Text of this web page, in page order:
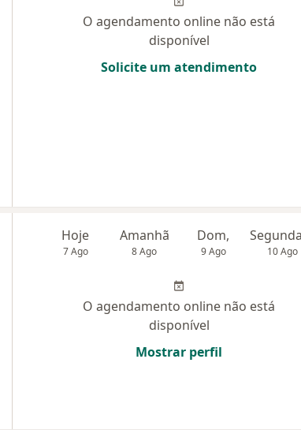
O agendamento online não está
disponível
Solicite um atendimento
Hoje
7 Ago
Amanhã
8 Ago
Dom,
9 Ago 10 Ago
O agendamento online não está
disponível
Mostrar perfil